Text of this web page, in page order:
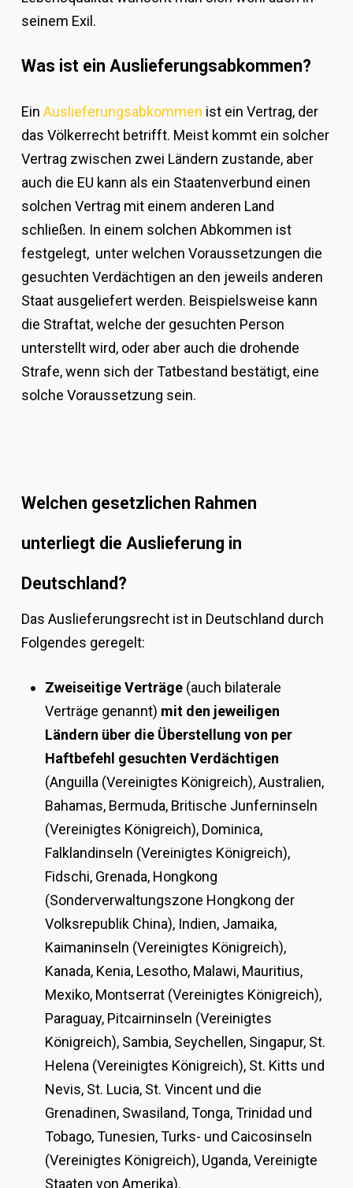
seinem Exil.
Was ist ein Auslieferungsabkommen?
Ein Auslieferungsabkommen ist ein Vertrag, der
das Völkerrecht betrifft. Meist kommt ein solcher
Vertrag zwischen zwei Ländern zustande, aber
auch die EU kann als ein Staatenverbund einen
solchen Vertrag mit einem anderen Land
schließen. In einem solchen Abkommen ist
festgelegt, unter welchen Voraussetzungen die
gesuchten Verdächtigen an den jeweils anderen
Staat ausgeliefert werden. Beispielsweise kann
die Straftat, welche der gesuchten Person
unterstellt wird, oder aber auch die drohende
Strafe, wenn sich der Tatbestand bestätigt, eine
solche Voraussetzung sein.
Welchen gesetzlichen Rahmen
unterliegt die Auslieferung in
Deutschland?
Das Auslieferungsrecht ist in Deutschland durch
Folgendes geregelt:
Zweiseitige Verträge (auch bilaterale
Verträge genannt) mit den jeweiligen
Ländern über die Überstellung von per
Haftbefehl gesuchten Verdächtigen
(Anguilla (Vereinigtes Königreich), Australien,
Bahamas, Bermuda, Britische Junferninseln
(Vereinigtes Königreich), Dominica,
Falklandinseln (Vereinigtes Königreich),
Fidschi, Grenada, Hongkong
(Sonderverwaltungszone Hongkong der
Volksrepublik China), Indien, Jamaika,
Kaimaninseln (Vereinigtes Königreich),
Kanada, Kenia, Lesotho, Malawi, Mauritius,
Mexiko, Montserrat (Vereinigtes Königreich),
Paraguay, Pitcairninseln (Vereinigtes
Königreich), Sambia, Seychellen, Singapur, St.
Helena (Vereinigtes Königreich), St. Kitts und
Nevis, St. Lucia, St. Vincent und die
Grenadinen, Swasiland, Tonga, Trinidad und
Tobago, Tunesien, Turks- und Caicosinseln
(Vereinigtes Königreich), Uganda, Vereinigte
Staaten von Amerika).